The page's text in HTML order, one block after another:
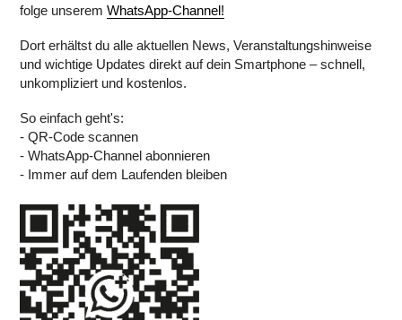
folge unserem WhatsApp-Channel!
Dort erhältst du alle aktuellen News, Veranstaltungshinweise
und wichtige Updates direkt auf dein Smartphone – schnell,
unkompliziert und kostenlos.
So einfach geht's:
- QR-Code scannen
- WhatsApp-Channel abonnieren
- Immer auf dem Laufenden bleiben